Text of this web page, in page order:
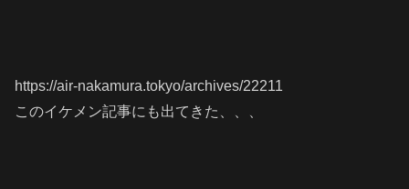
https://air-nakamura.tokyo/archives/22211
このイケメン記事にも出てきた、、、